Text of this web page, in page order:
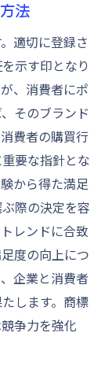
法
適切に登録さ
示す印となり
、消費者にポ
そのブランド
費者の購買行
要な指針とな
から得た満足
際の決定を容
レンドに合致
度の向上につ
企業と消費者
します。商標
争力を強化